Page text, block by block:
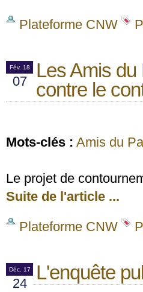
Plateforme CNW
Fév. 18
07
Les Amis
contre le
Mots-clés : Amis du
Le projet de
Suite de l'article ...
Plateforme CNW
Déc. 17
24 L'enquête